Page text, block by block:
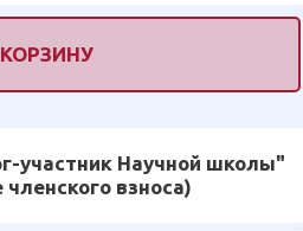
участник Научной школы"
членского взноса)